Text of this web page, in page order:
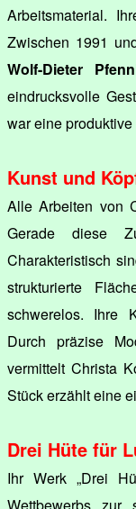
Arbeitsmaterial.
Zwischen 1991
Wolf-Dieter
eindrucksvolle
war eine
Kunst und
Alle Arbeiten von
Gerade diese
Charakteristisch
strukturierte
schwerelos. Ihre
Durch präzise
vermittelt Christa
Stück erzählt eine
Drei Hüte für
Ihr Werk „Drei